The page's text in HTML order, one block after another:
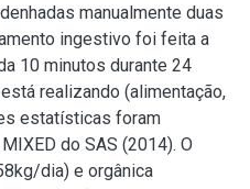
manualmente duas
ingestivo foi feita a
10 minutos durante 24
realizando (alimentação,
estatísticas foram
do SAS (2014). O
dia) e orgânica